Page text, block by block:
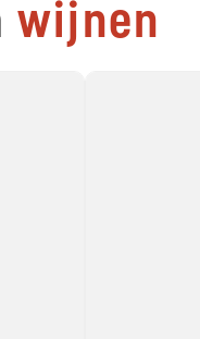
wijnen